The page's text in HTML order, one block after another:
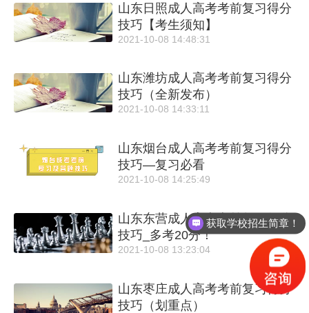
山东日照成人高考考前复习得分
技巧【考生须知】
2021-10-08 14:48:31
山东潍坊成人高考考前复习得分
技巧（全新发布）
2021-10-08 14:33:11
山东烟台成人高考考前复习得分
技巧—复习必看
2021-10-08 14:25:49
山东东营成人高考考前复习得分
技巧_多考20分！
2021-10-08 13:23:04
山东枣庄成人高考考前复习得分
技巧（划重点）
获取学校招生简章！